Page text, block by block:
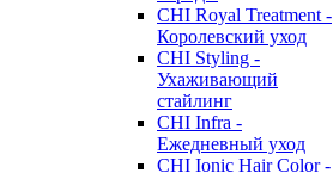
CHI Royal Treatment -
Королевский уход
CHI Styling -
Ухаживающий
стайлинг
CHI Infra -
Ежедневный уход
CHI Ionic Hair Color -